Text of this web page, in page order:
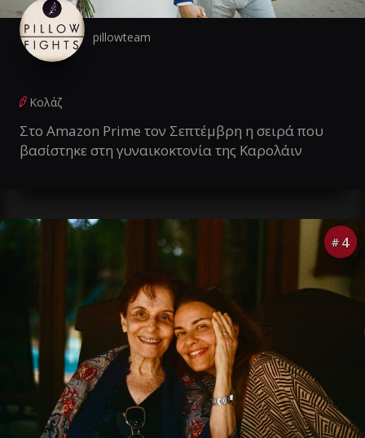
pillowteam
Κολάζ
Στο Amazon Prime τον Σεπτέμβρη η σειρά που
βασίστηκε στη γυναικοκτονία της Καρολάιν
# 4